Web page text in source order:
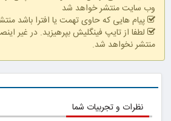
کوچیک
وب سایت منتشر خواهد شد
پیام هایی که حاوی تهمت یا افترا باشد
لطفا از تایپ فینگلیش بپرهیزید. در غیر
منتشر نخواهد شد.
نظرات و تجربیات شما